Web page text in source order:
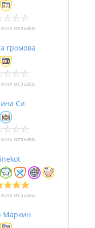
отзыва
громова
отзыва
Си
отзыва
отзыва
Маркин